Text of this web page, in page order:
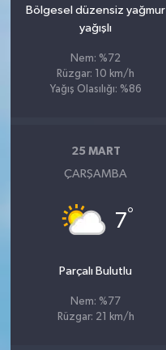
Bölgesel düzensiz yağmur
yağışlı
Nem: %72
Rüzgar: 10 km/h
Yağış Olasılığı: %86
25 MART
ÇARŞAMBA
7°
Parçalı Bulutlu
Nem: %77
Rüzgar: 21 km/h